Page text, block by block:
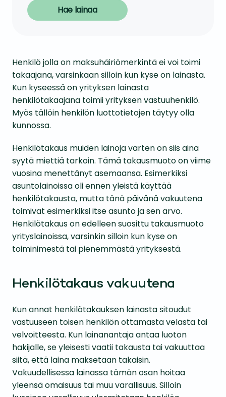
Hae lainaa
Henkilö jolla on maksuhäiriömerkintä ei voi toimi
takaajana, varsinkaan silloin kun kyse on lainasta.
Kun kyseessä on yrityksen lainasta
henkilötakaajana toimii yrityksen vastuuhenkilö.
Myös tällöin henkilön luottotietojen täytyy olla
kunnossa.
Henkilötakaus muiden lainoja varten on siis aina
syytä miettiä tarkoin. Tämä takausmuoto on viime
vuosina menettänyt asemaansa. Esimerkiksi
asuntolainoissa oli ennen yleistä käyttää
henkilötakausta, mutta tänä päivänä vakuutena
toimivat esimerkiksi itse asunto ja sen arvo.
Henkilötakaus on edelleen suosittu takausmuoto
yrityslainoissa, varsinkin silloin kun kyse on
toiminimestä tai pienemmästä yrityksestä.
Henkilötakaus vakuutena
Kun annat henkilötakauksen lainasta sitoudut
vastuuseen toisen henkilön ottamasta velasta tai
velvoitteesta. Kun lainanantaja antaa luoton
hakijalle, se yleisesti vaatii takausta tai vakuuttaa
siitä, että laina maksetaan takaisin.
Vakuudellisessa lainassa tämän osan hoitaa
yleensä omaisuus tai muu varallisuus. Silloin